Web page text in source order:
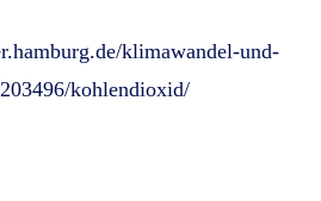
klimawandel-und-
kohlendioxid/